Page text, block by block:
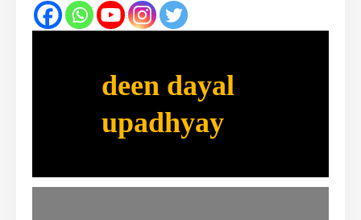
deen dayal
upadhyay